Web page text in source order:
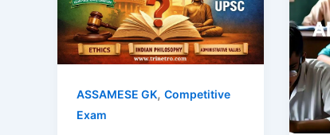
ASSAMESE GK, Competitive
Exam